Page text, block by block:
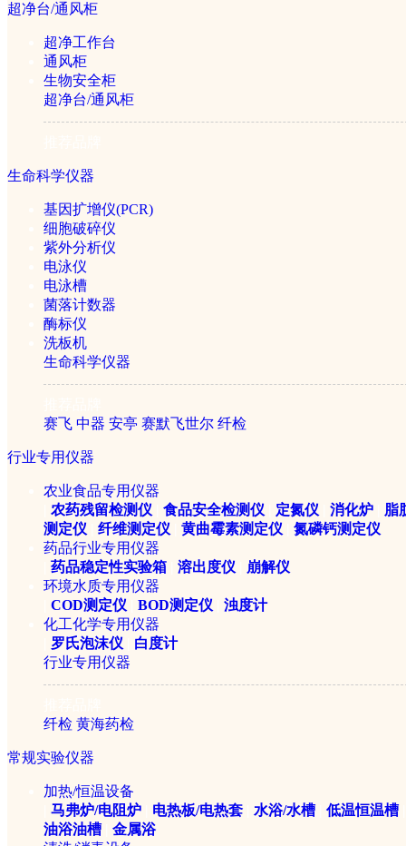
超净台/通风柜
超净工作台
通风柜
生物安全柜
超净台/通风柜
生命科学仪器
基因扩增仪(PCR)
细胞破碎仪
紫外分析仪
电泳仪
电泳槽
菌落计数器
酶标仪
洗板机
生命科学仪器
赛飞 中器 安亭 赛默飞世尔 纤检
行业专用仪器
农业食品专用仪器
农药残留检测仪 食品安全检测仪 定氮仪 消化炉
脂
测定仪
纤维测定仪 黄曲霉素测定仪
氮磷钙测定仪
药品行业专用仪器
药品稳定性实验箱 溶出度仪
崩解仪
环境水质专用仪器
COD测定仪 BOD测定仪
浊度计
化工化学专用仪器
罗氏泡沫仪
白度计
行业专用仪器
纤检 黄海药检
常规实验仪器
加热/恒温设备
马弗炉/电阻炉 电热板/电热套 水浴/水槽 低温恒温槽
油浴油槽
金属浴